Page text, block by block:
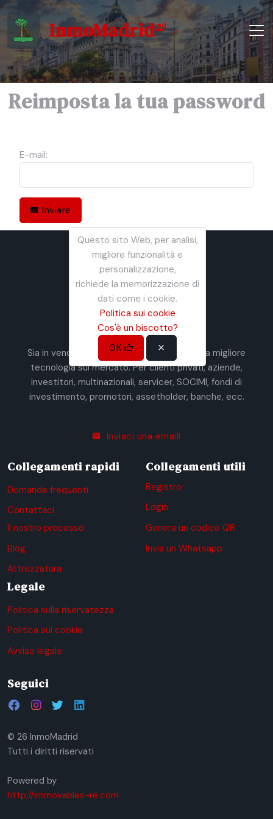
InmoMadrid
Reimposta la tua password
E-mail:
Inviare
InmoMadrid
Sia in vendita che in affitto e sempre con la migliore
tecnologia sul mercato. Per clienti privati, aziende,
investitori, multinazionali, servicer, SOCIMI, fondi di
investimento, promotori, assetholder, banche, ecc.
Inviaci una email!
Collegamenti rapidi
Domande frequenti
Contattaci
Il nostro processo
Blog
Attrezzatura
Collegamenti utili
Registro
Login
Genera un codice QR
Invia un Whatsapp
Legale
Politica sulla riservatezza
Politica sui cookie
Avviso legale
Seguici
© 26 InmoMadrid
Tutti i diritti riservati
Powered by
http://immovables-re.com
Questo sito Web, per analisi,
migliore funzionalità e
personalizzazione,
richiede la memorizzazione di
dati come i cookie.
Politica sui cookie
Cos'è un biscotto?
OK